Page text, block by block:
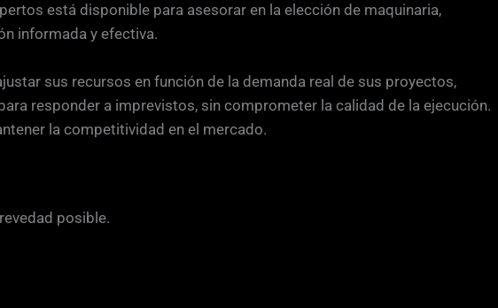
está disponible para asesorar en la elección de maquinaria,
informada y efectiva.
sus recursos en función de la demanda real de sus proyectos,
responder a imprevistos, sin comprometer la calidad de la ejecución.
la competitividad en el mercado.
posible.